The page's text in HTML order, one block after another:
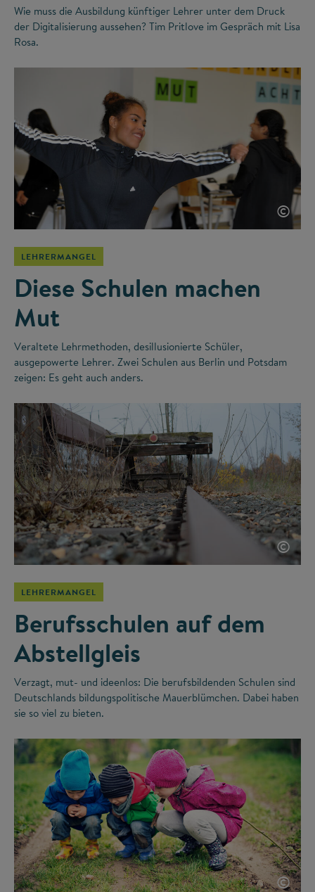
Wie muss die Ausbildung künftiger Lehrer unter dem Druck
der Digitalisierung aussehen? Tim Pritlove im Gespräch mit Lisa
Rosa.
©
LEHRERMANGEL
Diese Schulen machen
Mut
Veraltete Lehrmethoden, desillusionierte Schüler,
ausgepowerte Lehrer. Zwei Schulen aus Berlin und Potsdam
zeigen: Es geht auch anders.
©
LEHRERMANGEL
Berufsschulen auf dem
Abstellgleis
Verzagt, mut- und ideenlos: Die berufsbildenden Schulen sind
Deutschlands bildungspolitische Mauerblümchen. Dabei haben
sie so viel zu bieten.
©